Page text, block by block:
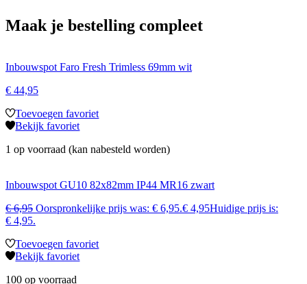
Maak je bestelling compleet
Inbouwspot Faro Fresh Trimless 69mm wit
€ 44,95
Toevoegen favoriet
Bekijk favoriet
1 op voorraad (kan nabesteld worden)
Inbouwspot GU10 82x82mm IP44 MR16 zwart
€6,95 Oorspronkelijke prijs was: € 6,95.€ 4,95Huidige prijs is:
€ 4,95.
Toevoegen favoriet
Bekijk favoriet
100 op voorraad